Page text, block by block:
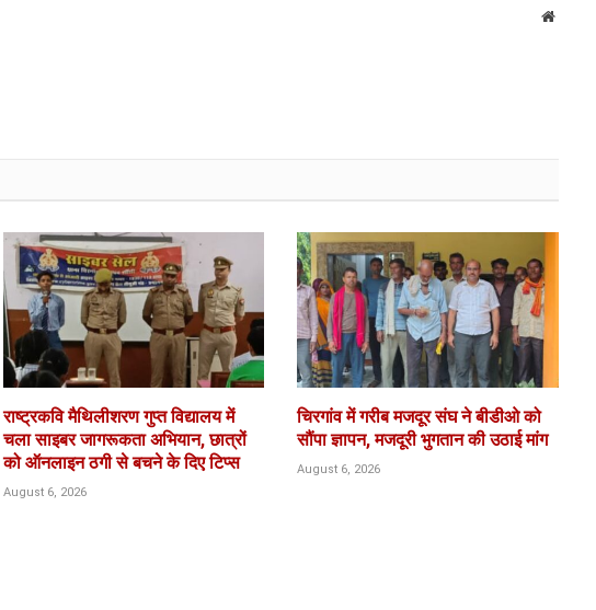
Website
राष्ट्रकवि मैथिलीशरण गुप्त विद्यालय में
चला साइबर जागरूकता अभियान, छात्रों
को ऑनलाइन ठगी से बचने के दिए टिप्स
August 6, 2026
चिरगांव में गरीब मजदूर संघ ने बीडीओ को
सौंपा ज्ञापन, मजदूरी भुगतान की उठाई मांग
August 6, 2026